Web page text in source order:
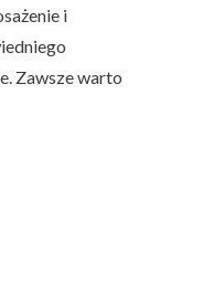
i
Zawsze warto